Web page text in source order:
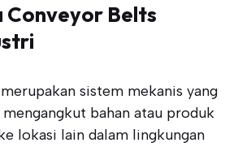
Conveyor Belts
sistem mekanis yang
bahan atau produk
lokasi lain dalam lingkungan